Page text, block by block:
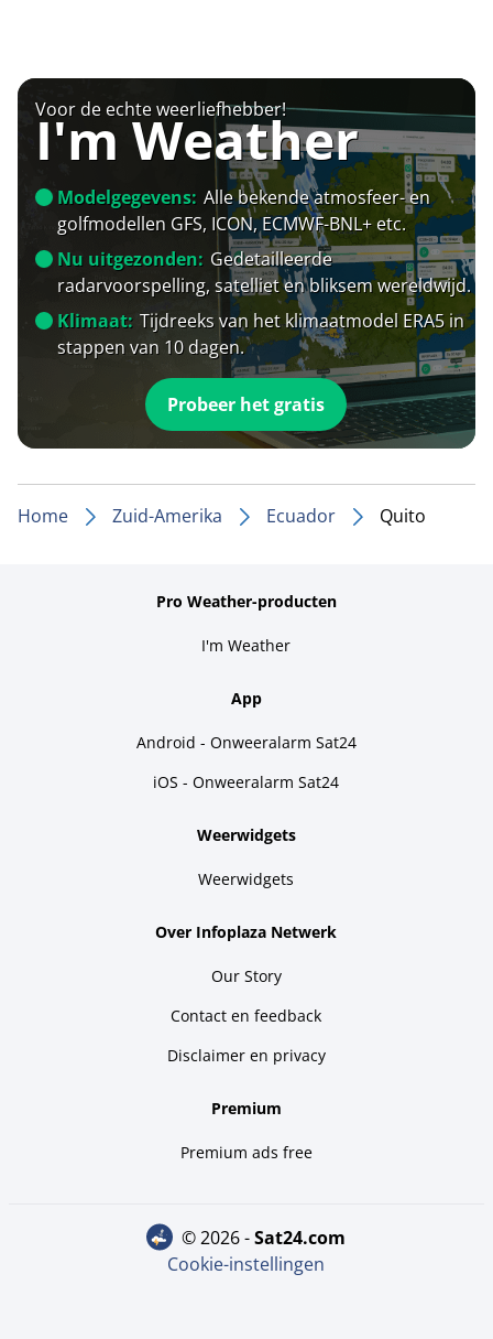
Voor de echte weerliefhebber!
I'm Weather
Modelgegevens: Alle bekende atmosfeer- en
golfmodellen GFS, ICON, ECMWF-BNL+ etc.
Nu uitgezonden: Gedetailleerde
radarvoorspelling, satelliet en bliksem wereldwijd.
Klimaat: Tijdreeks van het klimaatmodel ERA5 in
stappen van 10 dagen.
Probeer het gratis
Home Zuid-Amerika Ecuador Quito
Pro Weather-producten
I'm Weather
App
Android - Onweeralarm Sat24
iOS - Onweeralarm Sat24
Weerwidgets
Weerwidgets
Over Infoplaza Netwerk
Our Story
Contact en feedback
Disclaimer en privacy
Premium
Premium ads free
© 2026 - sat24.com
Cookie-instellingen